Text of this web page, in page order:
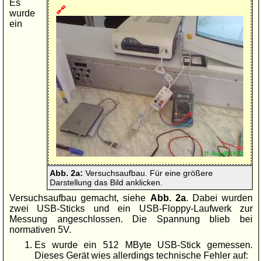
Abb. 2a: Versuchsaufbau. Für eine größere
Darstellung das Bild anklicken.
Es
wurde
ein
Versuchsaufbau gemacht, siehe Abb. 2a. Dabei wurden
zwei USB-Sticks und ein USB-Floppy-Laufwerk zur
Messung angeschlossen. Die Spannung blieb bei
normativen 5V.
Es wurde ein 512 MByte USB-Stick gemessen.
Dieses Gerät wies allerdings technische Fehler auf: